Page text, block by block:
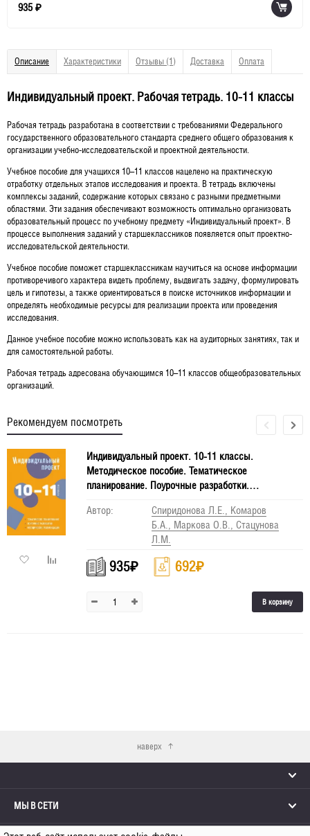
935₽
Описание Характеристики Отзывы (1) Доставка Оплата
Индивидуальный проект. Рабочая тетрадь. 10-11 классы
Рабочая тетрадь разработана в соответствии с требованиями Федерального
государственного образовательного стандарта среднего общего образования к
организации учебно-исследовательской и проектной деятельности.
Учебное пособие для учащихся 10–11 классов нацелено на практическую
отработку отдельных этапов исследования и проекта. В тетрадь включены
комплексы заданий, содержание которых связано с разными предметными
областями. Эти задания обеспечивают возможность оптимально организовать
образовательный процесс по учебному предмету «Индивидуальный проект». В
процессе выполнения заданий у старшеклассников появляется опыт проектно-
исследовательской деятельности.
Учебное пособие поможет старшеклассникам научиться на основе информации
противоречивого характера видеть проблему, выдвигать задачу, формулировать
цель и гипотезы, а также ориентироваться в поиске источников информации и
определять необходимые ресурсы для реализации проекта или проведения
исследования.
Данное учебное пособие можно использовать как на аудиторных занятиях, так и
для самостоятельной работы.
Рабочая тетрадь адресована обучающимся 10–11 классов общеобразовательных
организаций.
Рекомендуем посмотреть
Индивидуальный проект. 10-11 классы.
Методическое пособие. Тематическое
планирование. Поурочные разработки.
Автор:
Спиридонова Л.Е., Комаров
Б.А., Маркова О.В., Стацунова
Л.М.
935₽ 692₽
В корзину
наверх
МЫ В СЕТИ